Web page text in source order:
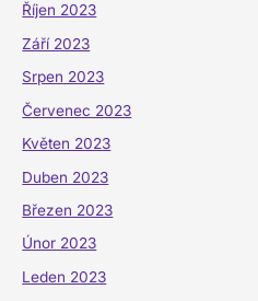
Říjen 2023
Září 2023
Srpen 2023
Červenec 2023
Květen 2023
Duben 2023
Březen 2023
Únor 2023
Leden 2023